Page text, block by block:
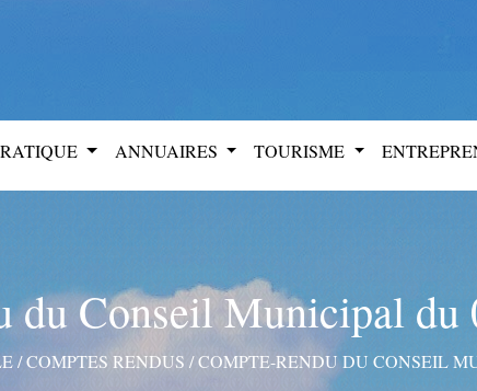
ANNUAIRES TOURISME
du Conseil Municipal du
/COMPTES RENDUS /COMPTE-RENDU DU CONSEIL